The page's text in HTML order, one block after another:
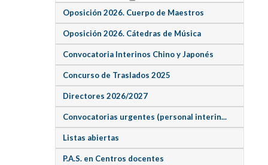
Oposición 2026. Cuerpo de Maestros
Oposición 2026. Cátedras de Música
Convocatoria Interinos Chino y Japonés
Concurso de Traslados 2025
Directores 2026/2027
Convocatorias urgentes (personal interin...
Listas abiertas
P.A.S. en Centros docentes